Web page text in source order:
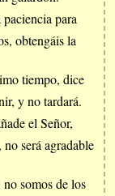
para
obtengáis la
tiempo, dice
y no tardará.
el Señor,
será agradable
somos de los